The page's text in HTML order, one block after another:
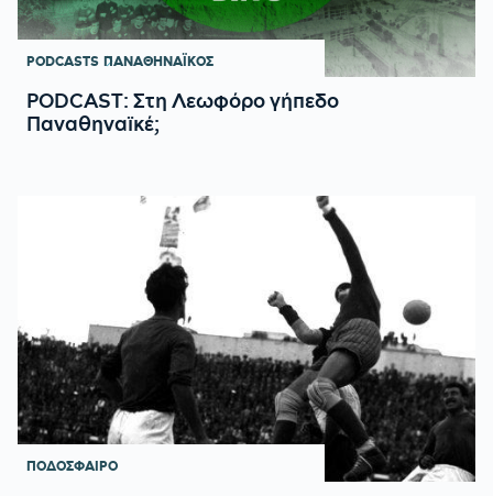
PODCASTS ΠΑΝΑΘΗΝΑΪΚΟΣ
PODCAST: Στη Λεωφόρο γήπεδο
Παναθηναϊκέ;
ΠΟΔΟΣΦΑΙΡΟ